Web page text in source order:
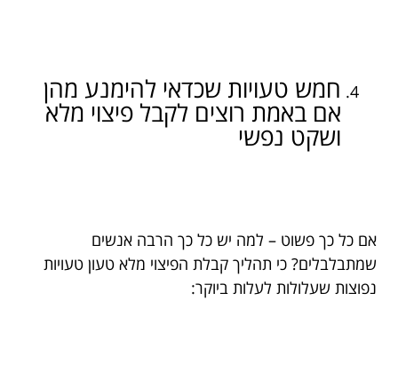
חמש טעויות שכדאי להימנע מהן
אם באמת רוצים לקבל פיצוי מלא
ושקט נפשי
אם כל כך פשוט – למה יש כל כך הרבה אנשים
שמתבלבלים? כי תהליך קבלת הפיצוי מלא טעון טעויות
נפוצות שעלולות לעלות ביוקר: